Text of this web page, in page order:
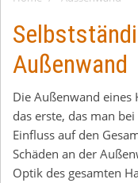
Außenwand
Die Außenwand eines
das erste, das man
Einfluss auf den
Schäden an der
Optik des gesamten